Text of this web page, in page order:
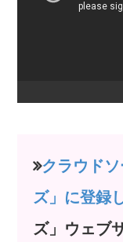
クラウド
ズ」に登録
ズ」ウェブ